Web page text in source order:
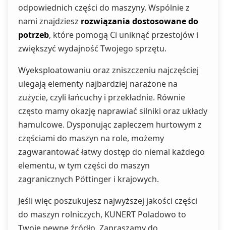
odpowiednich części do maszyny. Wspólnie z
nami znajdziesz rozwiązania dostosowane do
potrzeb, które pomogą Ci uniknąć przestojów i
zwiększyć wydajność Twojego sprzętu.
Wyeksploatowaniu oraz zniszczeniu najczęściej
ulegają elementy najbardziej narażone na
zużycie, czyli łańcuchy i przekładnie. Równie
często mamy okazję naprawiać silniki oraz układy
hamulcowe. Dysponując zapleczem hurtowym z
częściami do maszyn na role, możemy
zagwarantować łatwy dostęp do niemal każdego
elementu, w tym części do maszyn
zagranicznych Pöttinger i krajowych.
Jeśli więc poszukujesz najwyższej jakości części
do maszyn rolniczych, KUNERT Poladowo to